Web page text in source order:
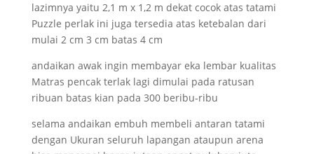
lazimnya yaitu 2,1 m x 1,2 m dekat cocok atas tatami
Puzzle perlak ini juga tersedia atas ketebalan dari
mulai 2 cm 3 cm batas 4 cm
andaikan awak ingin membayar eka lembar kualitas
Matras pencak terlak lagi dimulai pada ratusan
ribuan batas kian pada 300 beribu-ribu
selama andaikan embuh membeli antaran tatami
dengan Ukuran seluruh lapangan ataupun arena